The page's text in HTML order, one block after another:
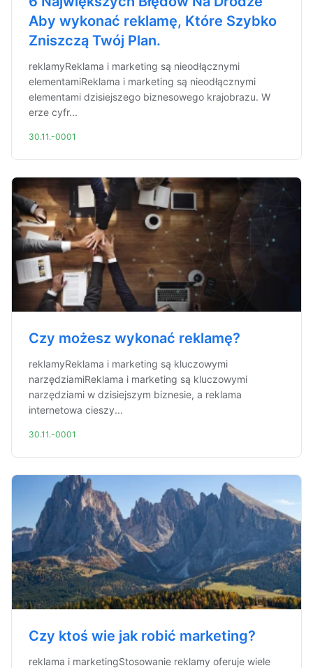
Aby wykonać reklamę, Które Szybko
Zniszczą Twój Plan.
reklamyReklama i marketing są nieodłącznymi
elementamiReklama i marketing są nieodłącznymi
elementami dzisiejszego biznesowego krajobrazu. W
erze cyfr...
30.11.-0001
Czy możesz wykonać reklamę?
reklamyReklama i marketing są kluczowymi
narzędziamiReklama i marketing są kluczowymi
narzędziami w dzisiejszym biznesie, a reklama
internetowa cieszy...
30.11.-0001
Czy ktoś wie jak robić marketing?
reklama i marketingStosowanie reklamy oferuje wiele